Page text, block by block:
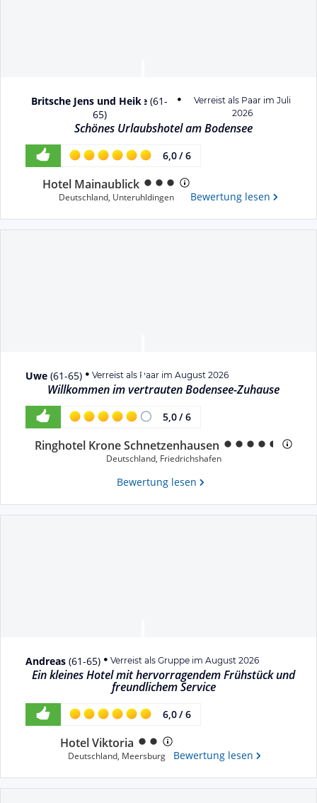
Britsche Jens und Heike (61-
65)
Verreist als Paar im Juli
2026
Schönes Urlaubshotel am Bodensee
6,0/ 6
Hotel Mainaublick
Deutschland, Unteruhldingen Bewertung lesen
Uwe (61-65) Verreist als Paar im August 2026
Willkommen im vertrauten Bodensee-Zuhause
5,0/ 6
Ringhotel Krone Schnetzenhausen
Deutschland, Friedrichshafen
Bewertung lesen
Andreas (61-65) Verreist als Gruppe im August 2026
Ein kleines Hotel mit hervorragendem Frühstück und
freundlichem Service
6,0/ 6
Hotel Viktoria
Deutschland, Meersburg Bewertung lesen